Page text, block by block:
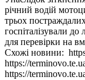
річний водій
трьох
госпіталізували до
для перевірки на
Схожі новини:
https://
https://